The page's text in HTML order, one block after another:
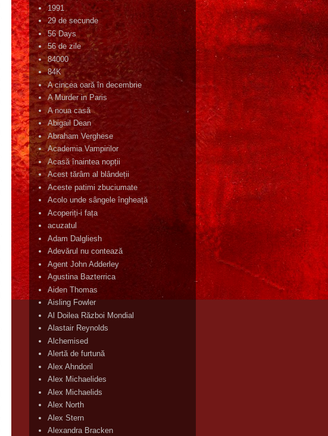
1991
29 de secunde
56 Days
56 de zile
84000
84K
A cincea oară în decembrie
A Murder in Paris
A noua casă
Abigail Dean
Abraham Verghese
Academia Vampirilor
Acasă înaintea nopții
Acest tărâm al blândeții
Aceste patimi zbuciumate
Acolo unde sângele îngheață
Acoperiți-i fața
acuzatul
Adam Dalgliesh
Adevărul nu contează
Agent John Adderley
Agustina Bazterrica
Aiden Thomas
Aisling Fowler
Al Doilea Război Mondial
Alastair Reynolds
Alchemised
Alertă de furtună
Alex Ahndoril
Alex Michaelides
Alex Michaelids
Alex North
Alex Stern
Alexandra Bracken